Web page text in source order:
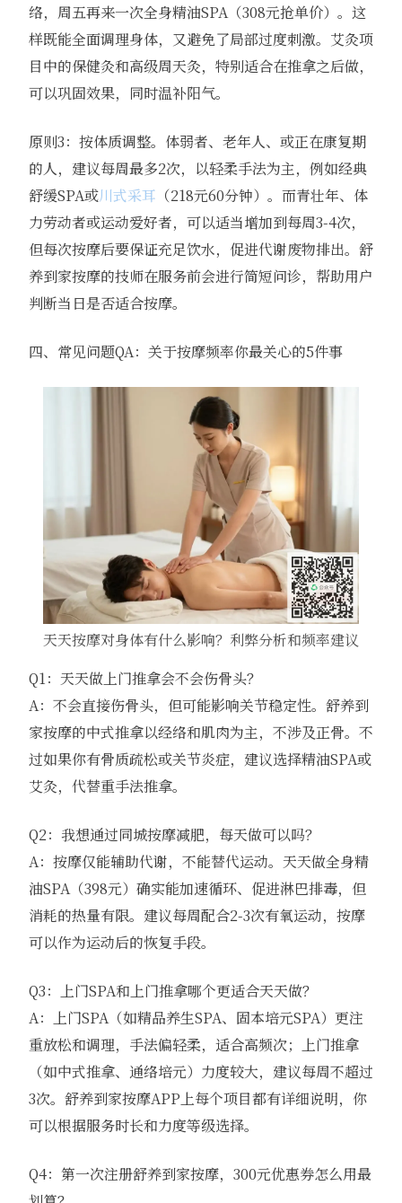
络，周五再来一次全身精油SPA（308元抢单价）。这
样既能全面调理身体，又避免了局部过度刺激。艾灸项
目中的保健灸和高级周天灸，特别适合在推拿之后做，
可以巩固效果，同时温补阳气。
原则3：按体质调整。体弱者、老年人、或正在康复期
的人，建议每周最多2次，以轻柔手法为主，例如经典
舒缓SPA或川式采耳 （218元60分钟）。而青壮年、体
力劳动者或运动爱好者，可以适当增加到每周3-4次，
但每次按摩后要保证充足饮水，促进代谢废物排出。舒
养到家按摩的技师在服务前会进行简短问诊，帮助用户
判断当日是否适合按摩。
四、常见问题QA：关于按摩频率你最关心的5件事
天天按摩对身体有什么影响？利弊分析和频率建议
Q1：天天做上门推拿会不会伤骨头？
A：不会直接伤骨头，但可能影响关节稳定性。舒养到
家按摩的中式推拿以经络和肌肉为主，不涉及正骨。不
过如果你有骨质疏松或关节炎症，建议选择精油SPA或
艾灸，代替重手法推拿。
Q2：我想通过同城按摩减肥，每天做可以吗？
A：按摩仅能辅助代谢，不能替代运动。天天做全身精
油SPA（398元）确实能加速循环、促进淋巴排毒，但
消耗的热量有限。建议每周配合2-3次有氧运动，按摩
可以作为运动后的恢复手段。
Q3：上门SPA和上门推拿哪个更适合天天做？
A：上门SPA（如精品养生SPA、固本培元SPA）更注
重放松和调理，手法偏轻柔，适合高频次；上门推拿
（如中式推拿、通络培元）力度较大，建议每周不超过
3次。舒养到家按摩APP上每个项目都有详细说明，你
可以根据服务时长和力度等级选择。
Q4：第一次注册舒养到家按摩，300元优惠券怎么用最